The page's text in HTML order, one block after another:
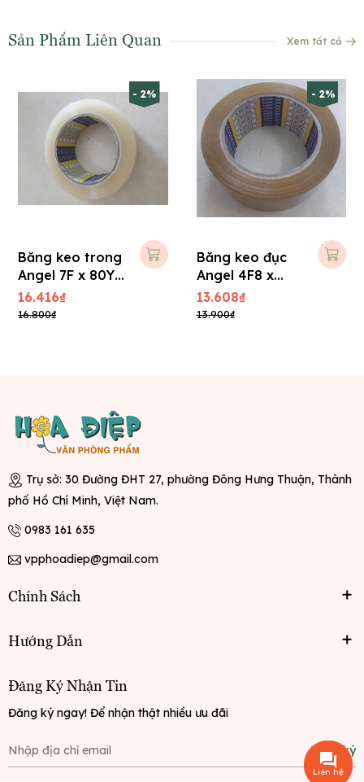
Sản Phẩm Liên Quan Xem tất cả
- 2%
Băng keo trong
Angel 7F x 80Y
dày 50 mic
16.416₫
16.800₫
- 2%
Băng keo đục
Angel 4F8 x
100Y dày 50
mic
13.608₫
13.900₫
Trụ sở: 30 Đường ĐHT 27, phường Đông Hưng Thuận, Thành
phố Hồ Chí Minh, Việt Nam.
0983 161 635
vpphoadiep@gmail.com
Chính Sách
Hướng Dẫn
Đăng Ký Nhận Tin
Đăng ký ngay! Để nhận thật nhiều ưu đãi
Đăng ký
Liên hệ